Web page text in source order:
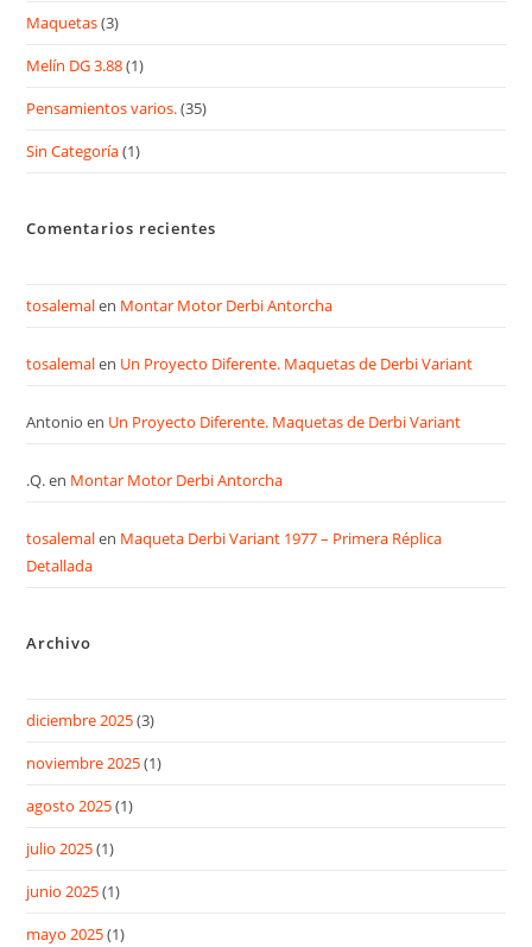
Maquetas(3)
Melín DG 3.88(1)
Pensamientos varios.(35)
Sin Categoría(1)
Comentarios recientes
tosalemalen Montar Motor Derbi Antorcha
tosalemalen Un Proyecto Diferente. Maquetas de Derbi Variant
Antonio en Un Proyecto Diferente. Maquetas de Derbi Variant
.Q.en Montar Motor Derbi Antorcha
tosalemalen Maqueta Derbi Variant 1977 – Primera Réplica
Detallada
Archivo
diciembre 2025(3)
noviembre 2025(1)
agosto 2025(1)
julio 2025(1)
junio 2025(1)
mayo 2025(1)